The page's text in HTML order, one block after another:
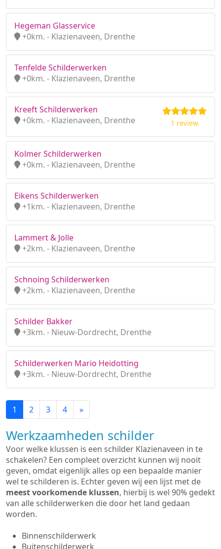
Hegeman Glasservice
+0km. - Klazienaveen, Drenthe
Tenfelde Schilderwerken
+0km. - Klazienaveen, Drenthe
Kreeft Schilderwerken
+0km. - Klazienaveen, Drenthe
1 review
Kolmer Schilderwerken
+0km. - Klazienaveen, Drenthe
Eikens Schilderwerken
+1km. - Klazienaveen, Drenthe
Lammert & Jolle
+2km. - Klazienaveen, Drenthe
Schnoing Schilderwerken
+2km. - Klazienaveen, Drenthe
Schilder Bakker
+3km. - Nieuw-Dordrecht, Drenthe
Schilderwerken Mario Heidotting
+3km. - Nieuw-Dordrecht, Drenthe
1 2 3 4 »
Werkzaamheden schilder
Voor welke klussen is een schilder Klazienaveen in te
schakelen? Een compleet overzicht kunnen wij nooit
geven, omdat eigenlijk alles op een bepaalde manier
wel te schilderen is. Echter geven wij een lijst met de
meest voorkomende klussen, hierbij is wel 90% gedekt
van alle schilderwerken die door het land gedaan
worden.
Binnenschilderwerk
Buitenschilderwerk